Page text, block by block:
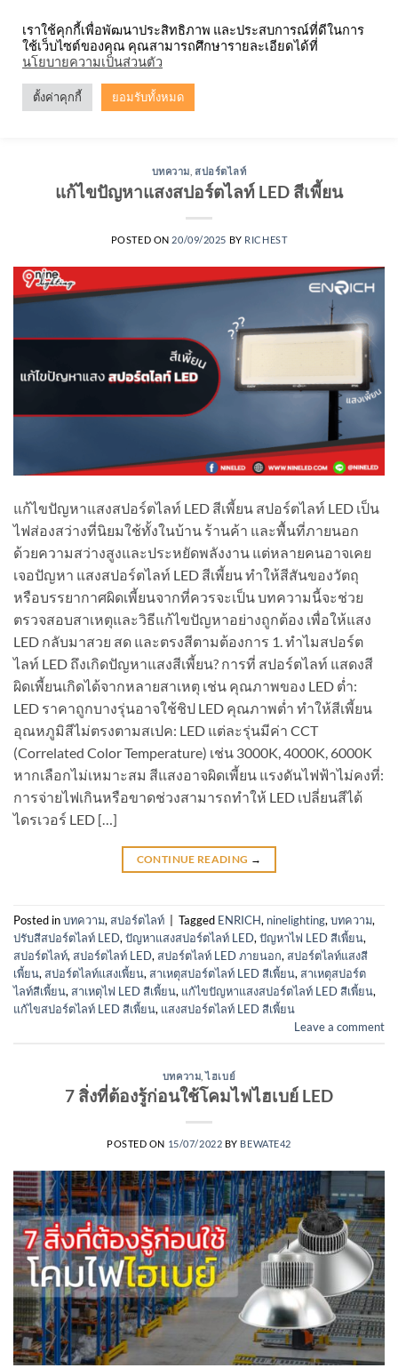
content
บทความ สปอร์ตไลท์
แก้ไขปัญหาแสงสปอร์ตไลท์ LED สีเพี้ยน
POSTED ON 20/09/2025 BY RICHEST
แก้ไขปัญหาแสงสปอร์ตไลท์ LED สีเพี้ยน สปอร์ตไลท์ LED เป็น
ไฟส่องสว่างที่นิยมใช้ทั้งในบ้าน ร้านค้า และพื้นที่ภายนอก
ด้วยความสว่างสูงและประหยัดพลังงาน แต่หลายคนอาจเคย
เจอปัญหา แสงสปอร์ตไลท์ LED สีเพี้ยน ทำให้สีสันของวัตถุ
หรือบรรยากาศผิดเพี้ยนจากที่ควรจะเป็น บทความนี้จะช่วย
ตรวจสอบสาเหตุและวิธีแก้ไขปัญหาอย่างถูกต้อง เพื่อให้แสง
LED กลับมาสวย สด และตรงสีตามต้องการ 1. ทำไมสปอร์ต
ไลท์ LED ถึงเกิดปัญหาแสงสีเพี้ยน? การที่ สปอร์ตไลท์ แสดงสี
ผิดเพี้ยนเกิดได้จากหลายสาเหตุ เช่น คุณภาพของ LED ต่ำ:
LED ราคาถูกบางรุ่นอาจใช้ชิป LED คุณภาพต่ำ ทำให้สีเพี้ยน
อุณหภูมิสีไม่ตรงตามสเปค: LED แต่ละรุ่นมีค่า CCT
(Correlated Color Temperature) เช่น 3000K, 4000K, 6000K
หากเลือกไม่เหมาะสม สีแสงอาจผิดเพี้ยน แรงดันไฟฟ้าไม่คงที่:
การจ่ายไฟเกินหรือขาดช่วงสามารถทำให้ LED เปลี่ยนสีได้
ไดรเวอร์ LED […]
CONTINUE READING →
Posted inบทความ, สปอร์ตไลท์ Tagged ENRICH, ninelighting,บทความ,
ปรับสีสปอร์ตไลท์ LED,ปัญหาแสงสปอร์ตไลท์ LED,ปัญหาไฟ LED สีเพี้ยน,
สปอร์ตไลท์, สปอร์ตไลท์ LED, สปอร์ตไลท์ LED ภายนอก, สปอร์ตไลท์แสงสี
เพี้ยน, สปอร์ตไลท์แสงเพี้ยน, สาเหตุสปอร์ตไลท์ LED สีเพี้ยน, สาเหตุสปอร์ต
ไลท์สีเพี้ยน, สาเหตุไฟ LED สีเพี้ยน, แก้ไขปัญหาแสงสปอร์ตไลท์ LED สีเพี้ยน,
แก้ไขสปอร์ตไลท์ LED สีเพี้ยน, แสงสปอร์ตไลท์ LED สีเพี้ยน
Leave a comment
บทความ ,ไฮเบย์
7 สิ่งที่ต้องรู้ก่อนใช้โคมไฟไฮเบย์ LED
POSTED ON 15/07/2022 BY BEWATE42
เราใช้คุกกี้เพื่อพัฒนาประสิทธิภาพ และประสบการณ์ที่ดีในการ
ใช้เว็บไซต์ของคุณ คุณสามารถศึกษารายละเอียดได้ที่
นโยบายความเป็นส่วนตัว
ตั้งค่าคุกกี้ ยอมรับทั้งหมด